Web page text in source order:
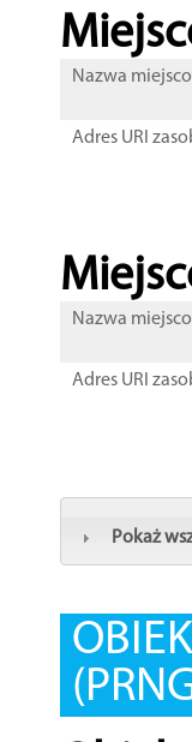
Nazwa
Adres URI
Nazwa
Adres URI
Pokaż